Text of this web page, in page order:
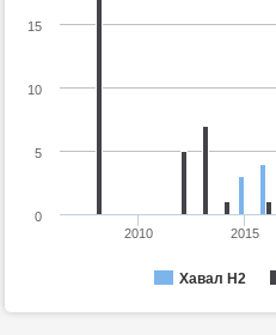
Хавал Н2
2010 2015
0
5
10
15